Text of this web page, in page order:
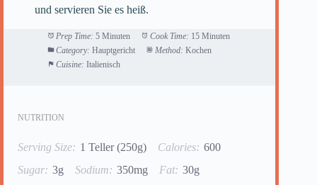
und servieren Sie es heiß.
Prep Time: 5 Minuten Cook Time: 15 Minuten
Category: Hauptgericht Method: Kochen
Cuisine: Italienisch
NUTRITION
Serving Size: 1 Teller (250g) Calories: 600
Sugar: 3g Sodium: 350mg Fat: 30g